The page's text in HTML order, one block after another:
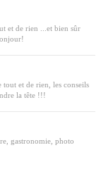
et de rien ...et bien sûr
et de rien, les conseils
la tête !!!
gastronomie, photo